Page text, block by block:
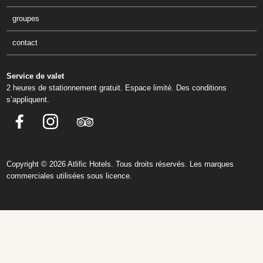
groupes
contact
Service de valet
2 heures de stationnement gratuit. Espace limité. Des conditions
s’appliquent.
Copyright © 2026Atlific Hotels. Tous droits réservés. Les marques
commerciales utilisées sous licence.